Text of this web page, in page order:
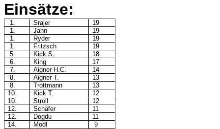
Einsätze:
1. Srajer
19
1.
Jahn
19
1.
Ryder
19
1.
Fritzsch
19
5.
Kick S.
18
6.
King
17
7.
Aigner H.C.
14
8.
Aigner T.
13
8.
Trottmann
13
10.
Kick T.
12
10.
Ströll
12
12.
Schäfer
11
12.
Dogdu
11
14.
Modl
9